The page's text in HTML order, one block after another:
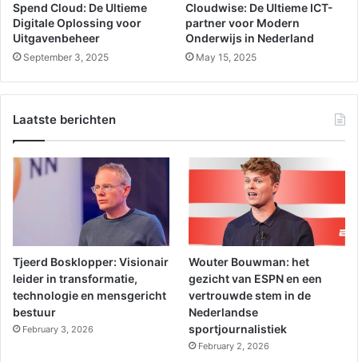
Spend Cloud: De Ultieme
Digitale Oplossing voor
Uitgavenbeheer
September 3, 2025
Cloudwise: De Ultieme ICT-
partner voor Modern
Onderwijs in Nederland
May 15, 2025
Laatste berichten
Tjeerd Bosklopper: Visionair
leider in transformatie,
technologie en mensgericht
bestuur
February 3, 2026
Wouter Bouwman: het
gezicht van ESPN en een
vertrouwde stem in de
Nederlandse
sportjournalistiek
February 2, 2026